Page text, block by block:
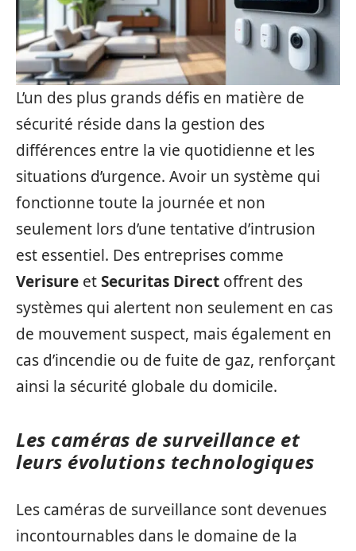
L’un des plus grands défis en matière de
sécurité réside dans la gestion des
différences entre la vie quotidienne et les
situations d’urgence. Avoir un système qui
fonctionne toute la journée et non
seulement lors d’une tentative d’intrusion
est essentiel. Des entreprises comme
Verisure etSecuritas Direct offrent des
systèmes qui alertent non seulement en cas
de mouvement suspect, mais également en
cas d’incendie ou de fuite de gaz, renforçant
ainsi la sécurité globale du domicile.
Les caméras de surveillance et
leurs évolutions technologiques
Les caméras de surveillance sont devenues
incontournables dans le domaine de la